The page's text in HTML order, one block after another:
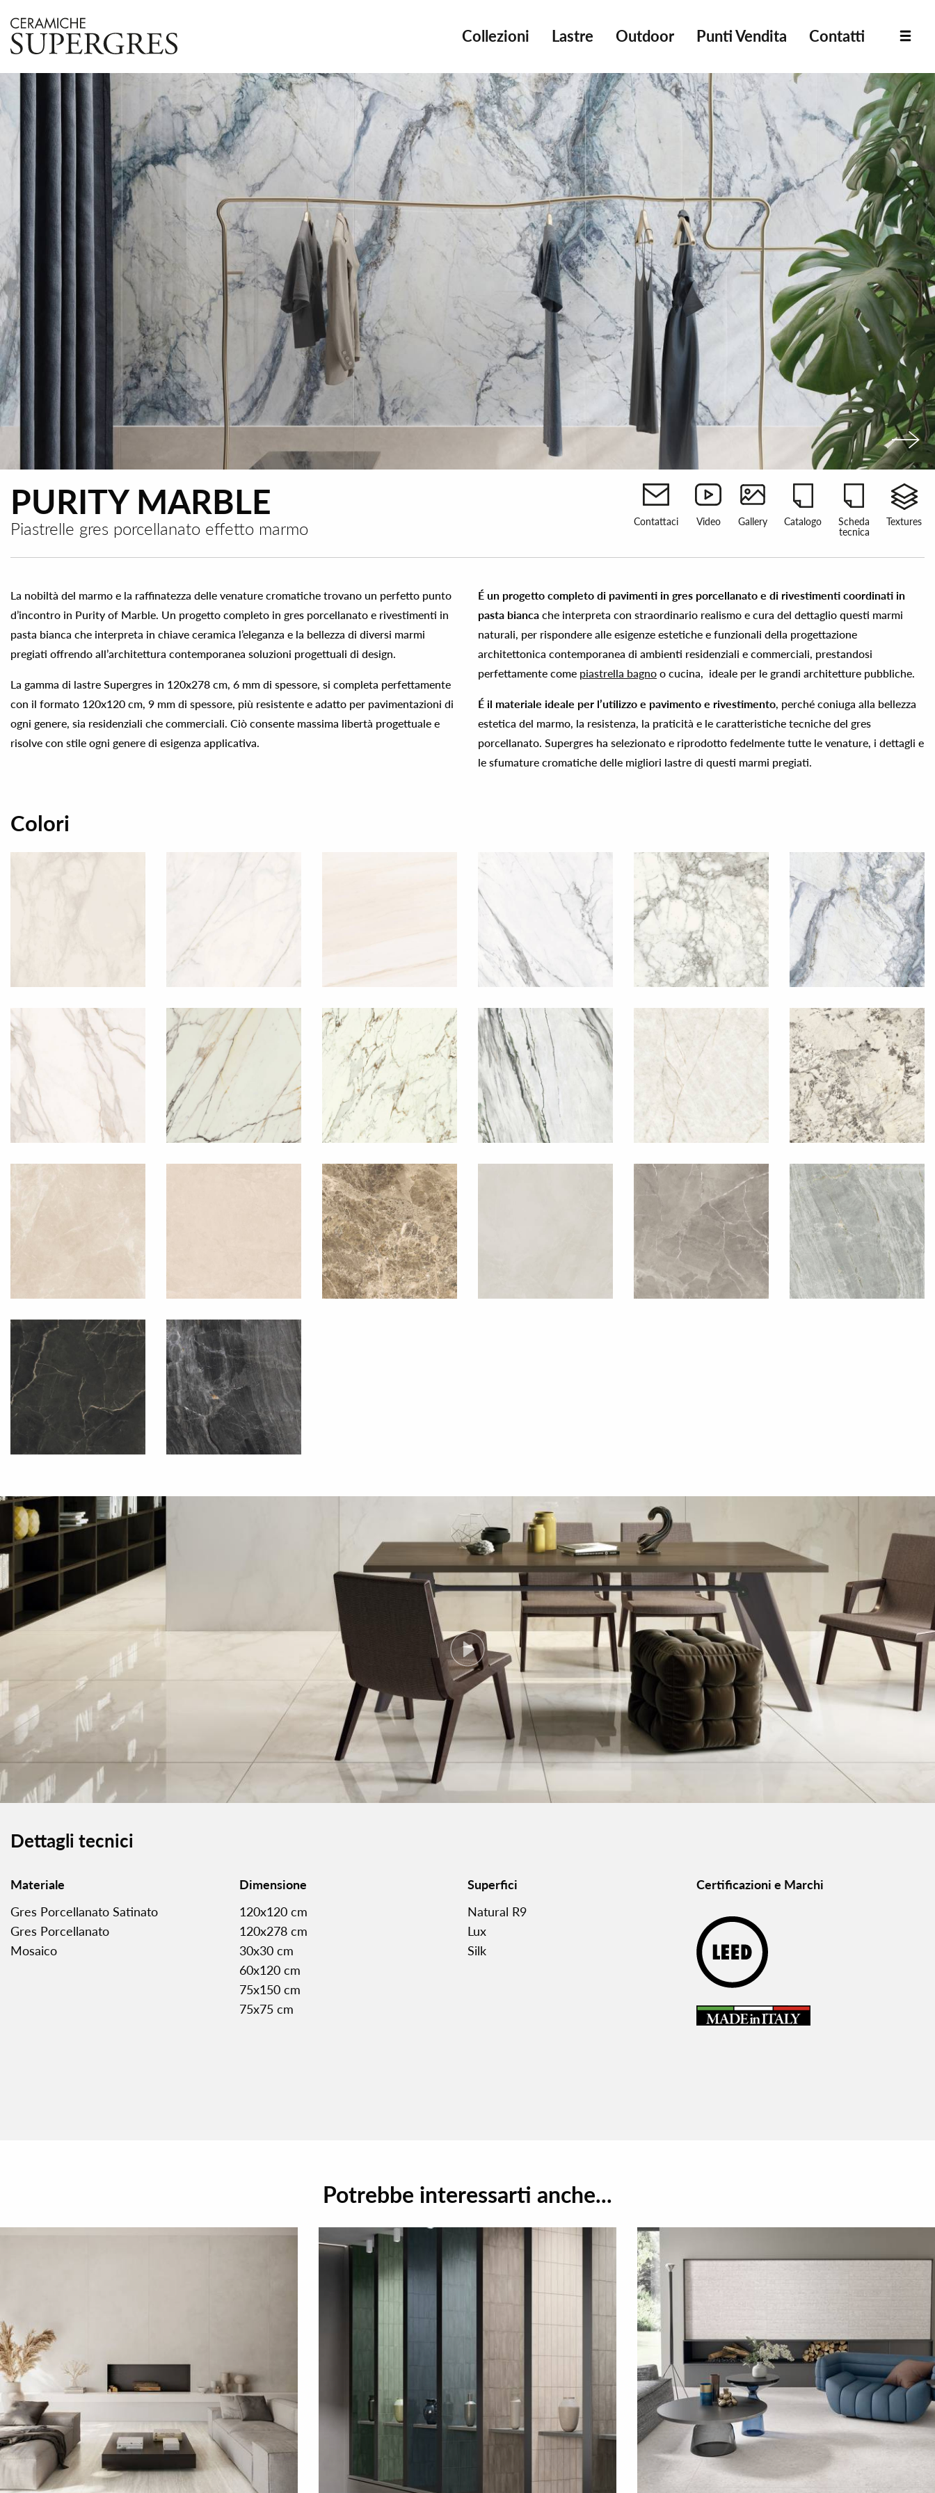
Collezioni Lastre Outdoor Punti Vendita Contatti
PURITY MARBLE
Piastrelle gres porcellanato effetto marmo Contattaci Video Gallery Catalogo
Scheda
tecnica
Textures
La nobiltà del marmo e la raffinatezza delle venature cromatiche trovano un perfetto punto
d’incontro in Purity of Marble. Un progetto completo in gres porcellanato e rivestimenti in
pasta bianca che interpreta in chiave ceramica l’eleganza e la bellezza di diversi marmi
pregiati offrendo all’architettura contemporanea soluzioni progettuali di design.
La gamma di lastre Supergres in 120x278 cm, 6 mm di spessore, si completa perfettamente
con il formato 120x120 cm, 9 mm di spessore, più resistente e adatto per pavimentazioni di
ogni genere, sia residenziali che commerciali. Ciò consente massima libertà progettuale e
risolve con stile ogni genere di esigenza applicativa.
É un progetto completo di pavimenti in gres porcellanato e di rivestimenti coordinati in
pasta bianca che interpreta con straordinario realismo e cura del dettaglio questi marmi
naturali, per rispondere alle esigenze estetiche e funzionali della progettazione
architettonica contemporanea di ambienti residenziali e commerciali, prestandosi
perfettamente come piastrella bagno o cucina, ideale per le grandi architetture pubbliche.
É il materiale ideale per l’utilizzo e pavimento e rivestimento, perché coniuga alla bellezza
estetica del marmo, la resistenza, la praticità e le caratteristiche tecniche del gres
porcellanato. Supergres ha selezionato e riprodotto fedelmente tutte le venature, i dettagli e
le sfumature cromatiche delle migliori lastre di questi marmi pregiati.
Colori
Dettagli tecnici
Materiale
Gres Porcellanato Satinato
Gres Porcellanato
Mosaico
Dimensione
120x120 cm
120x278 cm
30x30 cm
60x120 cm
75x150 cm
75x75 cm
Superfici
Natural R9
Lux
Silk
Certificazioni e Marchi
Potrebbe interessarti anche...